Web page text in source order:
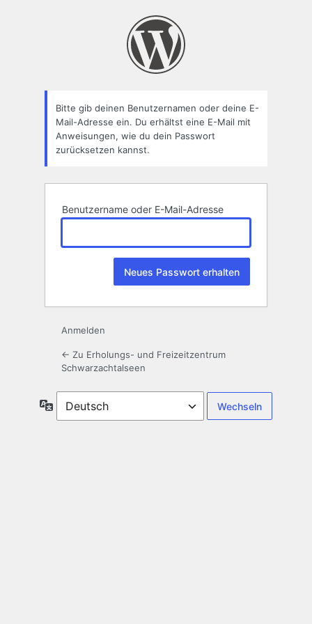
Bitte gib deinen Benutzernamen oder deine E-
Mail-Adresse ein. Du erhältst eine E-Mail mit
Anweisungen, wie du dein Passwort
zurücksetzen kannst.
Benutzername oder E-Mail-Adresse
Anmelden
← Zu Erholungs- und Freizeitzentrum
Schwarzachtalseen
Sprache